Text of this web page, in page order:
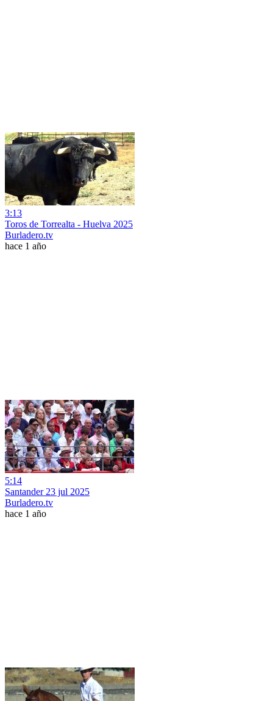
3:13
Toros de Torrealta - Huelva 2025
Burladero.tv
hace 1 año
5:14
Santander 23 jul 2025
Burladero.tv
hace 1 año